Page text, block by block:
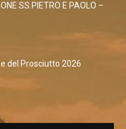
SS.PIETRO E PAOLO –
e del Prosciutto 2026